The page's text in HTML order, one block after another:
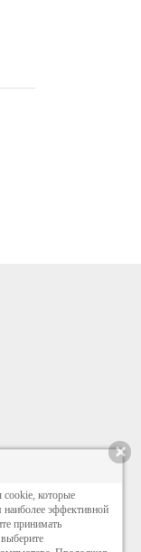
×
cookie, которые
наиболее эффективной
принимать